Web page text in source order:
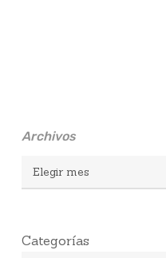
Archivos
Archivos
Categorías